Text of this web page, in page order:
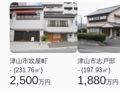
津山市吹屋町
- (231.76㎡)
2,500万円
津山市志戸部
- (197.93㎡)
1,880万円